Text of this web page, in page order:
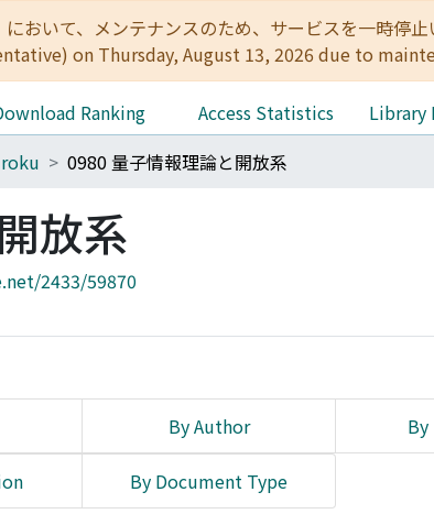
において、メンテナンスのため、サービスを一時
on Thursday, August 13, 2026 due to
Ranking Access Statistics
Library
0980 量子情報理論と開放系
放系
2433/59870
By Author By
By Document Type